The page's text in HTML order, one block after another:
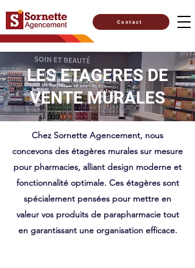
Contact
LES ETAGERES DE
VENTE MURALES
Chez Sornette Agencement, nous
concevons des étagères murales sur mesure
pour pharmacies, alliant design moderne et
fonctionnalité optimale. Ces étagères sont
spécialement pensées pour mettre en
valeur vos produits de parapharmacie tout
en garantissant une organisation efficace.